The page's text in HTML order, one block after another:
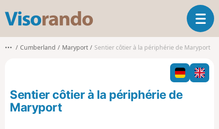
s
o
o
O
u
i
r
l
••• Cumberland Maryport Sentier côtier à la périphérie de Maryport
Sentier côtier à la périphérie de
Maryport